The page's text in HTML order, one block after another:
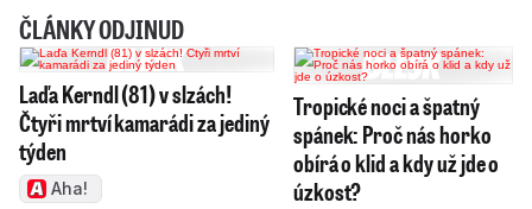
ČLÁNKY ODJINUD
Laďa Kerndl (81) v slzách!
Čtyři mrtví kamarádi za jediný
týden
Aha!
Tropické noci a špatný
spánek: Proč nás horko
obírá o klid a kdy už jde o
úzkost?